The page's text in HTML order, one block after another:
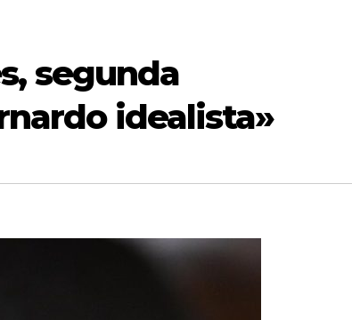
segunda
idealista»